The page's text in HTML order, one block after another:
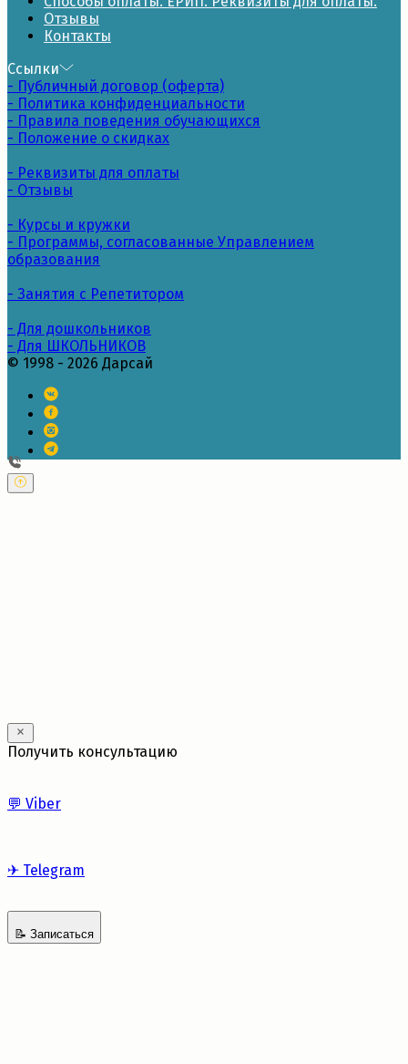
Отзывы
Контакты
Ссылки
- Публичный договор (оферта)
- Политика конфиденциальности
- Правила поведения обучающихся
- Положение о скидках
- Реквизиты для оплаты
- Отзывы
- Курсы и кружки
- Программы, согласованные Управлением
образования
- Занятия с Репетитором
- Для дошкольников
- Для ШКОЛЬНИКОВ
© 1998 - 2026 Дарсай
Получить консультацию
💬 Viber
✈ Telegram
📝 Записаться